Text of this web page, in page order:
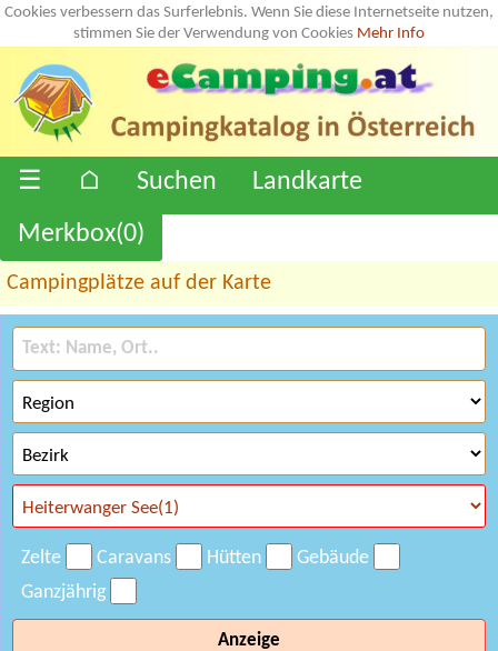
Cookies verbessern das Surferlebnis. Wenn Sie diese Internetseite nutzen,
stimmen Sie der Verwendung von Cookies Mehr Info
☰ ⌂ Suchen
Landkarte
Merkbox(0)
Campingplätze auf der Karte
Zelte Caravans Hütten
Gebäude
Ganzjährig
Anzeige